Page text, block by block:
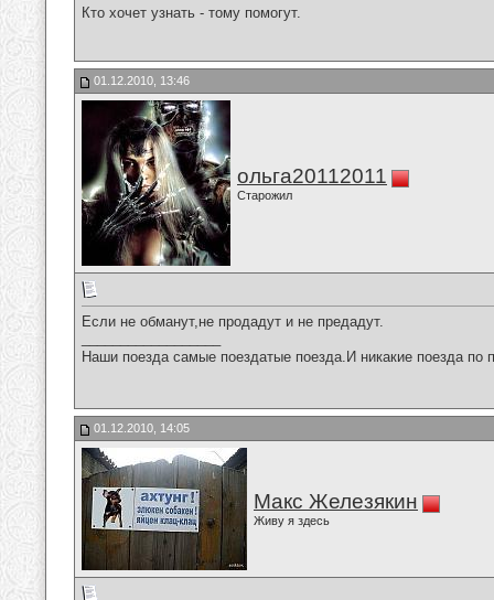
Кто хочет узнать - тому помогут.
01.12.2010, 13:46
ольга20112011
Старожил
Если не обманут,не продадут и не предадут.
Наши поезда самые поездатые поезда.И никакие поезда по
01.12.2010, 14:05
Макс Железякин
Живу я здесь